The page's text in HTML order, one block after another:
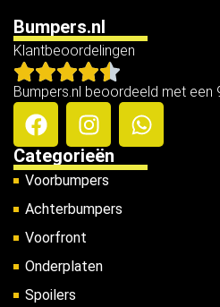
Bumpers.nl
Klantbeoordelingen
Bumpers.nl beoordeeld met een
Categorieën
Voorbumpers
Achterbumpers
Voorfront
Onderplaten
Spoilers